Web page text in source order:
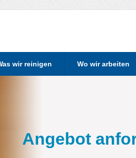
wir reinigen Wo wir arbeiten
Angebot